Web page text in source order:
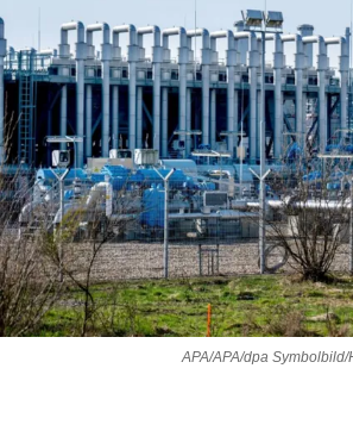
APA/APA/dpa